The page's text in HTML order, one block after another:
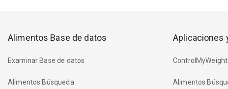
Alimentos Base de datos
Examinar Base de datos
Alimentos Búsqueda
Aplicaciones
Alimentos